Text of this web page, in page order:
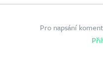
Pro napsání